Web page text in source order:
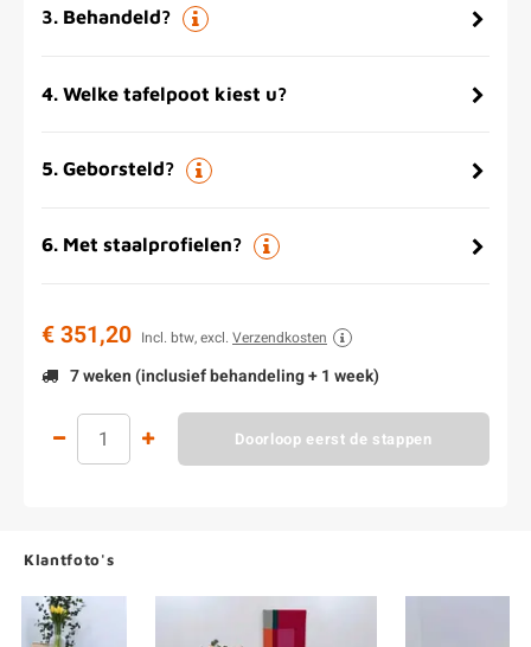
3. Behandeld?
4. Welke tafelpoot kiest u?
5. Geborsteld?
6. Met staalprofielen?
€ 351,20 Incl. btw, excl. Verzendkosten
7 weken (inclusief behandeling + 1 week)
Doorloop eerst de stappen
Klantfoto's